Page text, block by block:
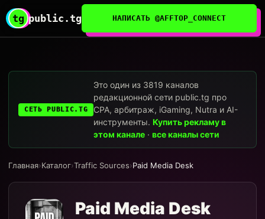
tg public.tg НАПИСАТЬ @AFFTOP_CONNECT
СЕТЬ PUBLIC.TG
Это один из 3819 каналов
редакционной сети public.tg про
CPA, арбитраж, iGaming, Nutra и AI-
инструменты.Купить рекламу в
этом канале ·все каналы сети
Главная›Каталог›Traffic Sources›Paid Media Desk
Paid Media Desk